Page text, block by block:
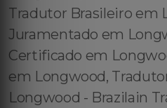
Tradutor Brasileiro em
Juramentado em
Certificado em
em Longwood,
Longwood - Brazilain